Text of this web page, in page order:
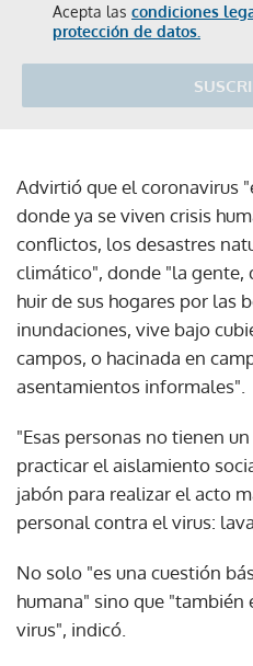
Acepta las condiciones
protección de datos.
Advirtió que el coronavirus
donde ya se viven crisis
conflictos, los desastres
climático", donde "la gente,
huir de sus hogares por las
inundaciones, vive bajo
campos, o hacinada en
asentamientos informales".
"Esas personas no tienen
practicar el aislamiento
jabón para realizar el acto
personal contra el virus:
No solo "es una cuestión
humana" sino que "también
virus", indicó.